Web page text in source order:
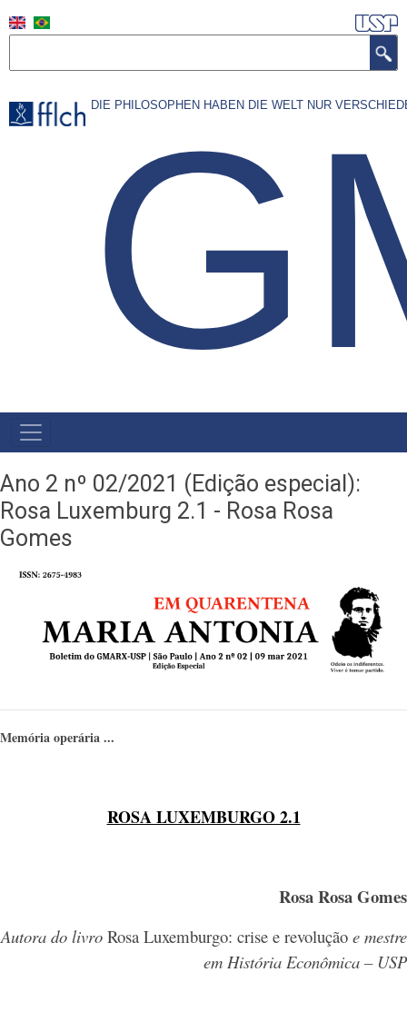
para
principal
DIE PHILOSOPHEN HABEN DIE WELT NUR
NAVEGAÇÃO
PRINCIPAL
Ano 2 nº 02/2021 (Edição especial):
Rosa Luxemburg 2.1 - Rosa Rosa
Gomes
Memória operária ...
ROSA LUXEMBURGO 2.1
Rosa Rosa Gomes
Autora do livro Rosa Luxemburgo: crise e revolução e mestre
em História Econômica – USP